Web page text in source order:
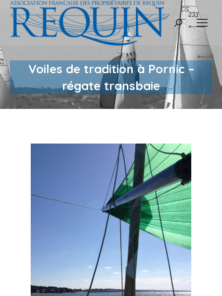
Recherche
Voiles de tradition à Pornic –
régate transbaie